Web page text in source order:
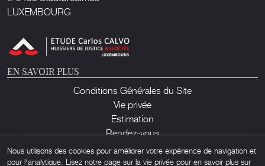
LUXEMBOURG
EN SAVOIR PLUS
Conditions Générales du Site
Vie privée
Estimation
Rendez-vous
Contact
Nous utilisons des cookies pour améliorer votre expérience de navigation et
pour l'analytique. Lisez notre page sur la vie privée pour en savoir plus sur